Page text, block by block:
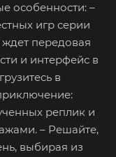
особенности: –
игр серии
ждет передовая
и интерфейс в
в
реплик и
– Решайте,
выбирая из